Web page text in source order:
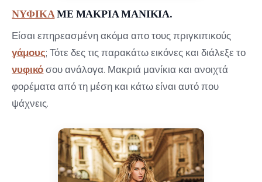
ΝΥΦΙΚΑΜΕ ΜΑΚΡΙΑ ΜΑΝΙΚΙΑ.
Είσαι επηρεασμένη ακόμα απο τους πριγκιπικούς
γάμους; Τότε δες τις παρακάτω εικόνες και διάλεξε το
νυφικό σου ανάλογα. Μακριά μανίκια και ανοιχτά
φορέματα από τη μέση και κάτω είναι αυτό που
ψάχνεις.